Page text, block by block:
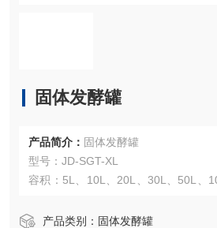
固体发酵罐
产品简介： 固体发酵罐
型号：JD-SGT-XL
容积：5L、10L、20L、30L、50L、
产品类别： 固体发酵罐